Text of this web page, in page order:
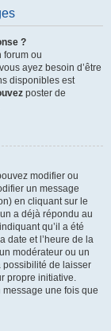
?
forum ou
ayez besoin d’être
disponibles est
poster de
modifier ou
un message
en cliquant sur le
a déjà répondu au
qu’il a été
date et l’heure de la
modérateur ou un
possibilité de laisser
propre initiative.
une fois que